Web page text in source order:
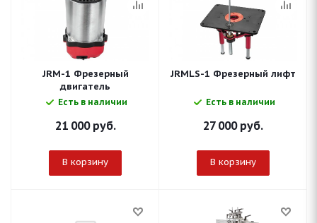
JRM-1 Фрезерный
двигатель
Есть в наличии
21 000руб.
В корзину
JRMLS-1 Фрезерный лифт
Есть в наличии
27 000руб.
В корзину